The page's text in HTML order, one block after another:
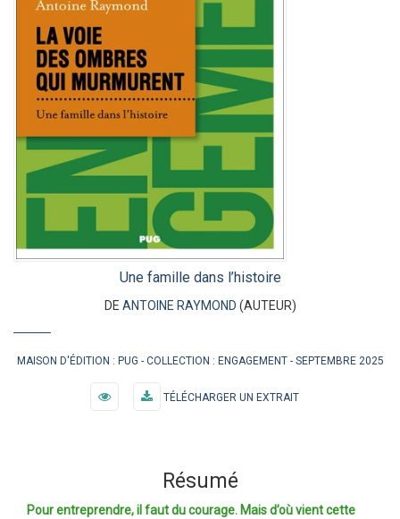
Une famille dans l’histoire
DE ANTOINE RAYMOND (AUTEUR)
MAISON D'ÉDITION : PUG COLLECTION : ENGAGEMENT SEPTEMBRE 2025
TÉLÉCHARGER UN EXTRAIT
Résumé
Pour entreprendre, il faut du courage. Mais d’où vient cette